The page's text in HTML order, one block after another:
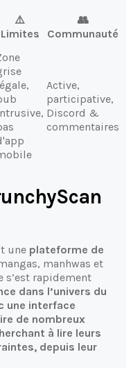
⚠️
Limites
👥
Communauté
Active,
participative,
Discord &
commentaires
une plateforme de
manhwas et
s’est rapidement
dans l’univers du
une interface
de nombreux
à lire leurs
depuis leur